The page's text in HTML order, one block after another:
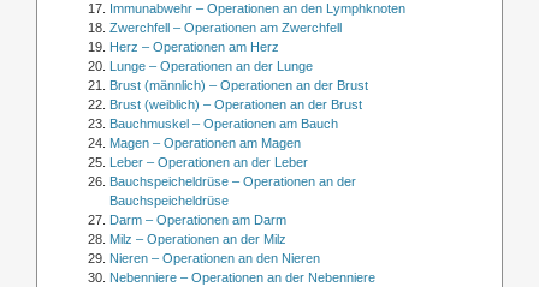
Immunabwehr – Operationen an den Lymphknoten
Zwerchfell – Operationen am Zwerchfell
Herz – Operationen am Herz
Lunge – Operationen an der Lunge
Brust (männlich) – Operationen an der Brust
Brust (weiblich) – Operationen an der Brust
Bauchmuskel – Operationen am Bauch
Magen – Operationen am Magen
Leber – Operationen an der Leber
Bauchspeicheldrüse – Operationen an der
Bauchspeicheldrüse
Darm – Operationen am Darm
Milz – Operationen an der Milz
Nieren – Operationen an den Nieren
Nebenniere – Operationen an der Nebenniere